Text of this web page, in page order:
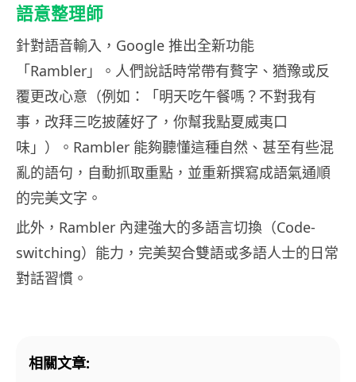
語意整理師
針對語音輸入，Google 推出全新功能
「Rambler」。人們說話時常帶有贅字、猶豫或反
覆更改心意（例如：「明天吃午餐嗎？不對我有
事，改拜三吃披薩好了，你幫我點夏威夷口
味」）。Rambler 能夠聽懂這種自然、甚至有些混
亂的語句，自動抓取重點，並重新撰寫成語氣通順
的完美文字。
此外，Rambler 內建強大的多語言切換（Code-
switching）能力，完美契合雙語或多語人士的日常
對話習慣。
相關文章: